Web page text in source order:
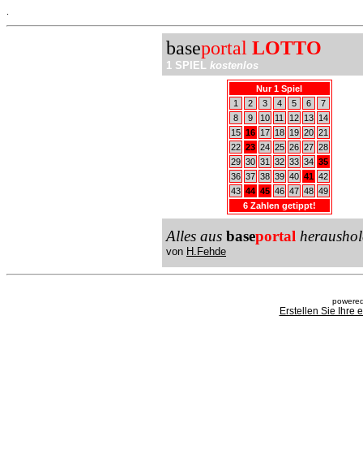
baseportal LOTTO
1 SPIEL kostenlos
Nur 1 Spiel
1
2 3 4 5 6
7
8
9 10 11 12 13
14
15 16 17 18 19 20 21
22 23 24 25 26 27 28
29 30 31 32 33 34 35
36 37 38 39 40 41 42
43 44 45 46 47 48 49
6 Zahlen getippt!
Alles aus baseportal
von H.Fehde
Erstellen Sie Ihre